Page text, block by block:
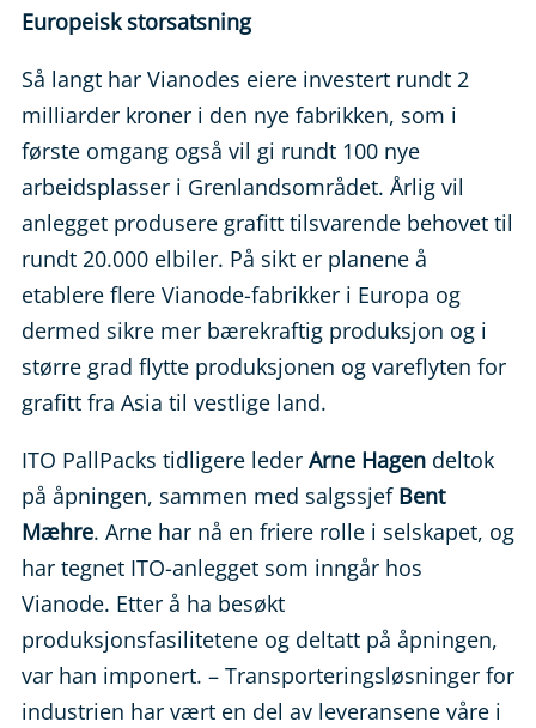
Europeisk storsatsning
Så langt har Vianodes eiere investert rundt 2
milliarder kroner i den nye fabrikken, som i
første omgang også vil gi rundt 100 nye
arbeidsplasser i Grenlandsområdet. Årlig vil
anlegget produsere grafitt tilsvarende behovet til
rundt 20.000 elbiler. På sikt er planene å
etablere flere Vianode-fabrikker i Europa og
dermed sikre mer bærekraftig produksjon og i
større grad flytte produksjonen og vareflyten for
grafitt fra Asia til vestlige land.
ITO PallPacks tidligere leder Arne Hagendeltok
på åpningen, sammen med salgssjef Bent
Mæhre. Arne har nå en friere rolle i selskapet, og
har tegnet ITO-anlegget som inngår hos
Vianode. Etter å ha besøkt
produksjonsfasilitetene og deltatt på åpningen,
var han imponert. – Transporteringsløsninger for
industrien har vært en del av leveransene våre i